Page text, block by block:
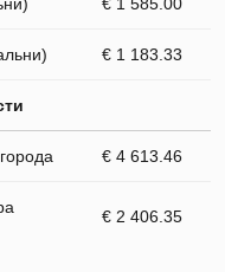
€ 1 183.33
€ 4 613.46
€ 2 406.35